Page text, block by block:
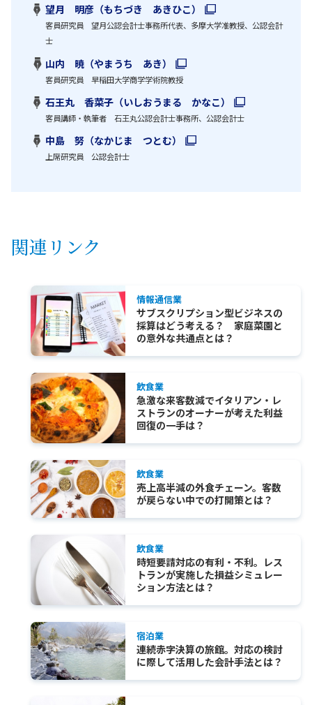
望月 明彦（もちづき あきひこ）
客員研究員 望月公認会計士事務所代表、多摩大学准教授、公認会計
士
山内 暁（やまうち あき）
客員研究員 早稲田大学商学学術院教授
石王丸 香菜子（いしおうまる かなこ）
客員講師・執筆者 石王丸公認会計士事務所、公認会計士
中島 努（なかじま つとむ）
上席研究員 公認会計士
関連リンク
情報通信業
サブスクリプション型ビジネスの
採算はどう考える？ 家庭菜園と
の意外な共通点とは？
飲食業
急激な来客数減でイタリアン・レ
ストランのオーナーが考えた利益
回復の一手は？
飲食業
売上高半減の外食チェーン。客数
が戻らない中での打開策とは？
飲食業
時短要請対応の有利・不利。レス
トランが実施した損益シミュレー
ション方法とは？
宿泊業
連続赤字決算の旅館。対応の検討
に際して活用した会計手法とは？